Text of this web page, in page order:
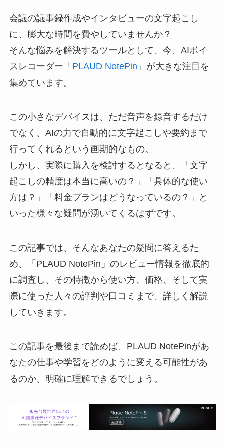
会議の議事録作成やインタビューの文字起こし
に、膨大な時間を費やしていませんか？
そんな悩みを解決するツールとして、今、AIボイ
スレコーダー「 PLAUD NotePin 」が大きな注目を
集めています。
この小さなデバイスは、ただ音声を録音するだけ
でなく、AIの力で自動的に文字起こしや要約まで
行ってくれるという画期的なもの。
しかし、実際に購入を検討するとなると、「文字
起こしの精度は本当に高いの？」「具体的な使い
方は？」「料金プランはどうなっているの？」と
いった様々な疑問が湧いてくるはずです。
この記事では、そんなあなたの疑問に答えるた
め、「PLAUD NotePin」のレビュー情報を徹底的
に調査し、その特徴から使い方、価格、そして実
際に使った人々の評判や口コミまで、詳しく解説
していきます。
この記事を最後まで読めば、PLAUD NotePinがあ
なたの仕事や学習をどのように変える可能性があ
るのか、明確に理解できるでしょう。